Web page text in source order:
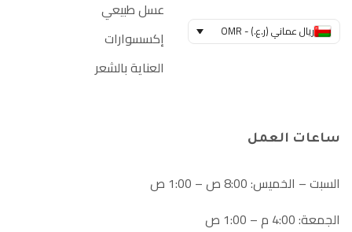
ريال عماني (ر.ع.) - OMR
عسل طبيعي
إكسسوارات
العناية بالشعر
ساعات العمل
السبت – الخميس: 8:00 ص – 1:00 ص
الجمعة: 4:00 م – 1:00 ص